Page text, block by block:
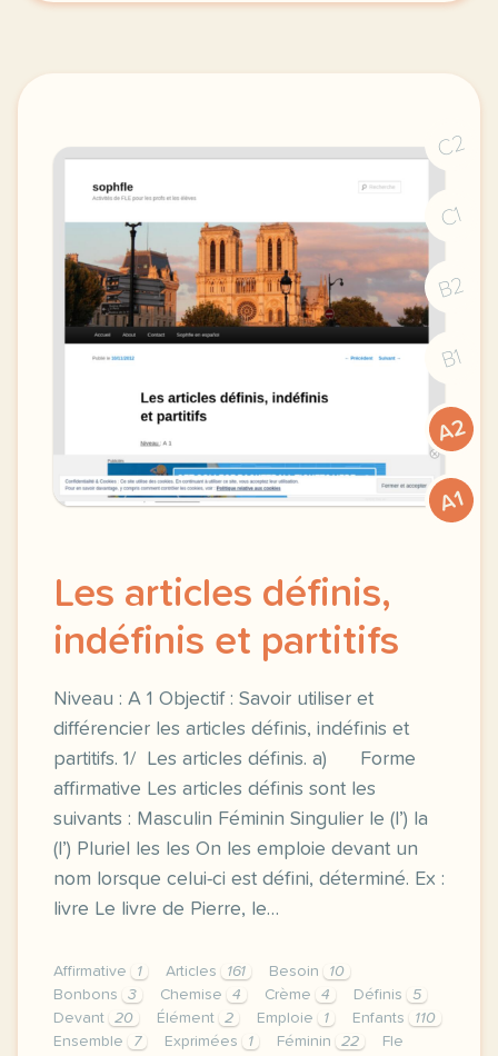
C2
C1
B2
B1
A2
A1
Les articles définis,
indéfinis et partitifs
Niveau : A 1 Objectif : Savoir utiliser et
différencier les articles définis, indéfinis et
partitifs. 1/ Les articles définis. a) Forme
affirmative Les articles définis sont les
suivants : Masculin Féminin Singulier le (l’) la
(l’) Pluriel les les On les emploie devant un
nom lorsque celui-ci est défini, déterminé. Ex :
livre Le livre de Pierre, le…
Affirmative 1 Articles 161 Besoin
10
Bonbons
3 Chemise 4 Crème 4 Définis
5
Devant
20 Élément 2 Emploie 1 Enfants
110
Ensemble
7 Exprimées 1 Féminin 22
Fle